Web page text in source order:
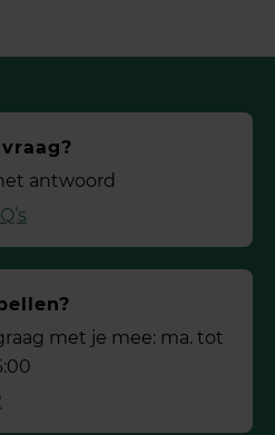
antwoord
met je mee: ma. tot